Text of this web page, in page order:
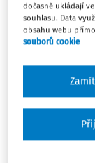
"b) nádoby
letadlech a v
4. Za § 1 se
Posouzení
§ 5 odst. 1 a 2
dočasně ukládají
souhlasu. Data
obsahu webu
souborů cookie